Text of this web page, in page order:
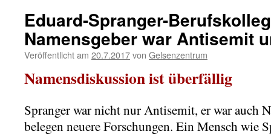
Eduard-Spranger-
Namensgeber war Antisemit
Veröffentlicht am 20.7.2017von Gelsenzentrum
Namensdiskussion ist überfällig
Spranger war nicht nur Antisemit, er war auch
belegen neuere Forschungen. Ein Mensch wie